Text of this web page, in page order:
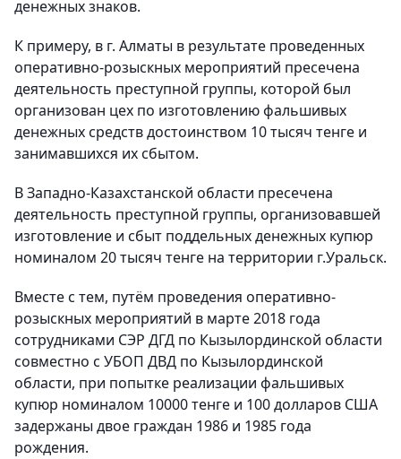
денежных знаков.
К примеру, в г. Алматы в результате проведенных
оперативно-розыскных мероприятий пресечена
деятельность преступной группы, которой был
организован цех по изготовлению фальшивых
денежных средств достоинством 10 тысяч тенге и
занимавшихся их сбытом.
В Западно-Казахстанской области пресечена
деятельность преступной группы, организовавшей
изготовление и сбыт поддельных денежных купюр
номиналом 20 тысяч тенге на территории г.Уральск.
Вместе с тем, путём проведения оперативно-
розыскных мероприятий в марте 2018 года
сотрудниками СЭР ДГД по Кызылординской области
совместно с УБОП ДВД по Кызылординской
области, при попытке реализации фальшивых
купюр номиналом 10000 тенге и 100 долларов США
задержаны двое граждан 1986 и 1985 года
рождения.